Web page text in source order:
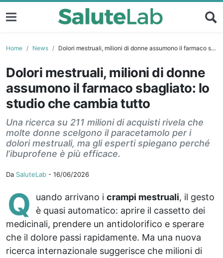
Home News Dolori mestruali, milioni di donne assumono il farmaco sbagliato: lo studio che cambia tutto
Dolori mestruali, milioni di donne
assumono il farmaco sbagliato: lo
studio che cambia tutto
Una ricerca su 211 milioni di acquisti rivela che
molte donne scelgono il paracetamolo per i
dolori mestruali, ma gli esperti spiegano perché
l’ibuprofene è più efficace.
Da SaluteLab - 16/06/2026
Q uando arrivano i crampi mestruali, il gesto
è quasi automatico: aprire il cassetto dei
medicinali, prendere un antidolorifico e sperare
che il dolore passi rapidamente. Ma una nuova
ricerca internazionale suggerisce che milioni di